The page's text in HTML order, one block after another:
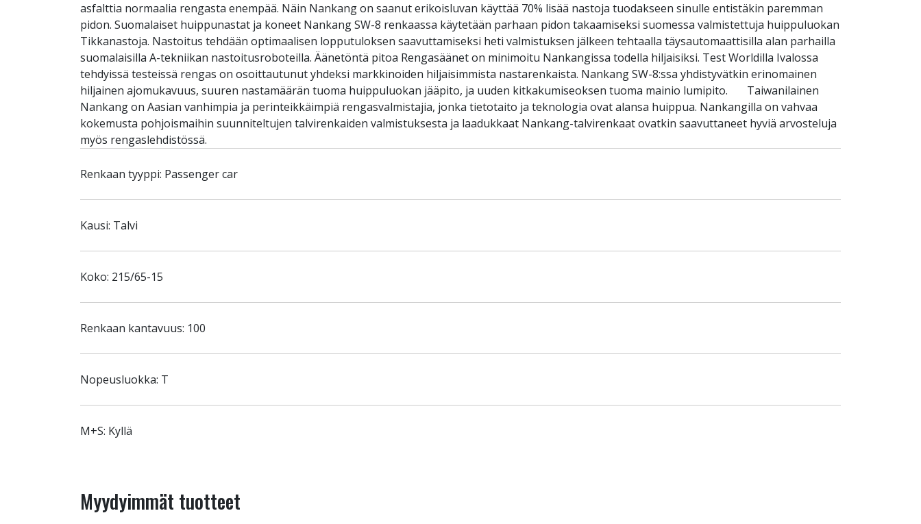
asfalttia normaalia rengasta enempää. Näin Nankang on saanut erikoisluvan käyttää 70% lisää nastoja tuodakseen sinulle entistäkin paremman
pidon. Suomalaiset huippunastat ja koneet Nankang SW-8 renkaassa käytetään parhaan pidon takaamiseksi suomessa valmistettuja huippuluokan
Tikkanastoja. Nastoitus tehdään optimaalisen lopputuloksen saavuttamiseksi heti valmistuksen jälkeen tehtaalla täysautomaattisilla alan parhailla
suomalaisilla A-tekniikan nastoitusroboteilla. Äänetöntä pitoa Rengasäänet on minimoitu Nankangissa todella hiljaisiksi. Test Worldilla Ivalossa
tehdyissä testeissä rengas on osoittautunut yhdeksi markkinoiden hiljaisimmista nastarenkaista. Nankang SW-8:ssa yhdistyvätkin erinomainen
hiljainen ajomukavuus, suuren nastamäärän tuoma huippuluokan jääpito, ja uuden kitkakumiseoksen tuoma mainio lumipito. Taiwanilainen
Nankang on Aasian vanhimpia ja perinteikkäimpiä rengasvalmistajia, jonka tietotaito ja teknologia ovat alansa huippua. Nankangilla on vahvaa
kokemusta pohjoismaihin suunniteltujen talvirenkaiden valmistuksesta ja laadukkaat Nankang-talvirenkaat ovatkin saavuttaneet hyviä arvosteluja
myös rengaslehdistössä.
Renkaan tyyppi: Passenger car
Kausi: Talvi
Koko: 215/65-15
Renkaan kantavuus: 100
Nopeusluokka: T
M+S: Kyllä
Myydyimmät tuotteet